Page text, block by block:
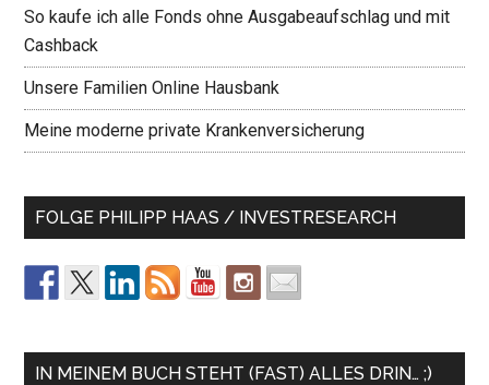
So kaufe ich alle Fonds ohne Ausgabeaufschlag und mit
Cashback
Unsere Familien Online Hausbank
Meine moderne private Krankenversicherung
FOLGE PHILIPP HAAS / INVESTRESEARCH
IN MEINEM BUCH STEHT (FAST) ALLES DRIN… ;)